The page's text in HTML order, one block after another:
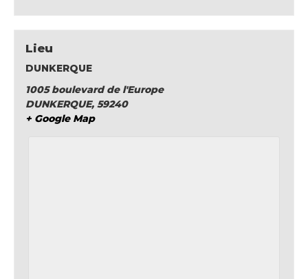
Lieu
DUNKERQUE
1005 boulevard de l'Europe
DUNKERQUE, 59240
+ Google Map